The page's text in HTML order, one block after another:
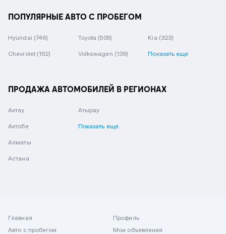
ПОПУЛЯРНЫЕ АВТО С ПРОБЕГОМ
Hyundai (746) Toyota (505) Kia (323)
Chevrolet (162) Volkswagen (139) Показать еще
ПРОДАЖА АВТОМОБИЛЕЙ В РЕГИОНАХ
Актау
Актобе
Алматы
Астана
Атырау
Показать еще
Главная
Авто с пробегом
Профиль
Мои объявления